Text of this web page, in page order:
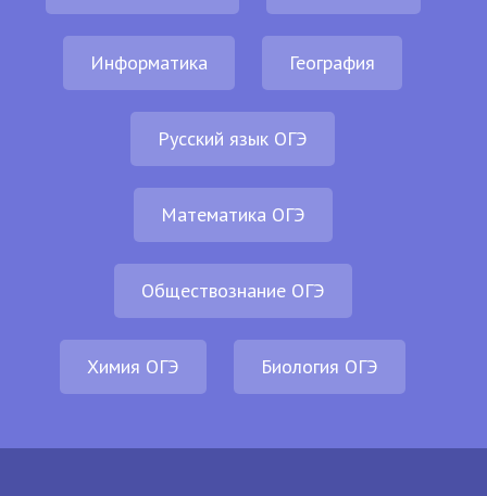
Информатика География
Русский язык ОГЭ
Математика ОГЭ
Обществознание ОГЭ
Химия ОГЭ Биология ОГЭ